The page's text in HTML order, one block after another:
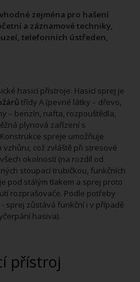
zejména pro hašení
a záznamové techniky,
telefonních ústředen,
hasicí přístroje. Hasicí sprej je
třídy A (pevné látky – dřevo,
– benzín, nafta, rozpouštědla,
plynová zařízení s
spreje umožňuje
což zvláště při stresové
okolností (na rozdíl od
stoupací trubičkou, funkčních
pod stálým tlakem a sprej proto
rozprašovače. Podle potřeby
sprej zůstává funkční i v případě
hasiva).
přístroj